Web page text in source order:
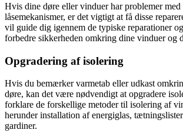
Hvis dine døre eller vinduer har problemer
låsemekanismer, er det vigtigt at få disse
vil guide dig igennem de typiske reparationer
forbedre sikkerheden omkring dine vinduer og
Opgradering af isolering
Hvis du bemærker varmetab eller udkast
døre, kan det være nødvendigt at opgradere
forklare de forskellige metoder til isolering af
herunder installation af energiglas,
gardiner.